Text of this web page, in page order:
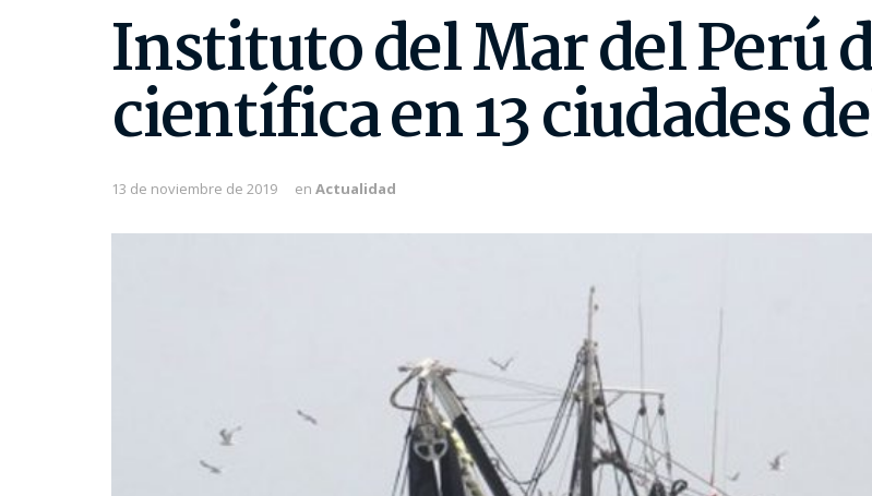
Instituto del Mar del Perú
científica en 13 ciudades
13 de noviembre de 2019 en Actualidad